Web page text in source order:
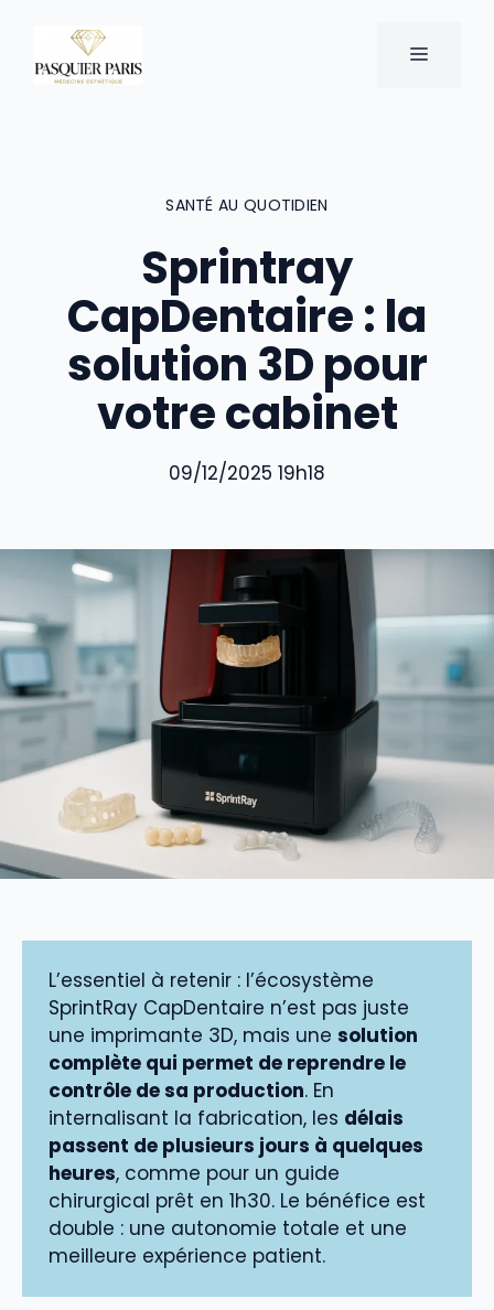
contenu
MENU
SANTÉ AU QUOTIDIEN
Sprintray
CapDentaire : la
solution 3D pour
votre cabinet
09/12/2025 19h18
L’essentiel à retenir : l’écosystème
SprintRay CapDentaire n’est pas juste
une imprimante 3D, mais une solution
complète qui permet de reprendre le
contrôle de sa production. En
internalisant la fabrication, les délais
passent de plusieurs jours à quelques
heures, comme pour un guide
chirurgical prêt en 1h30. Le bénéfice est
double : une autonomie totale et une
meilleure expérience patient.